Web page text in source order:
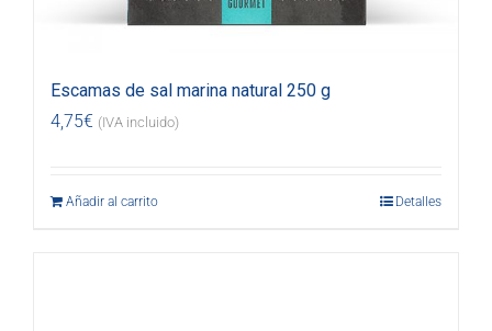
Escamas de sal marina natural 250 g
4,75€ (IVA incluido)
Añadir al carrito Detalles